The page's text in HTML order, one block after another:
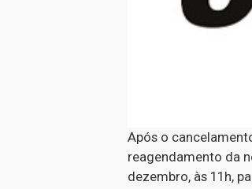
Após o
reagendamento da
dezembro, às 11h,